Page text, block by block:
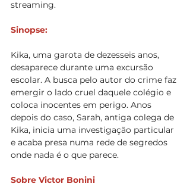
streaming.
Sinopse:
Kika, uma garota de dezesseis anos,
desaparece durante uma excursão
escolar. A busca pelo autor do crime faz
emergir o lado cruel daquele colégio e
coloca inocentes em perigo. Anos
depois do caso, Sarah, antiga colega de
Kika, inicia uma investigação particular
e acaba presa numa rede de segredos
onde nada é o que parece.
Sobre Victor Bonini